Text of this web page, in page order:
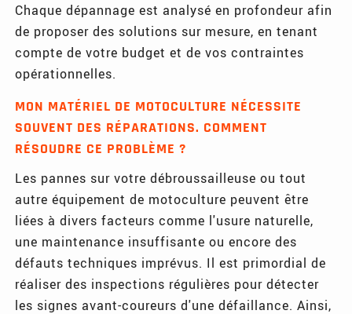
Chaque dépannage est analysé en profondeur afin
de proposer des solutions sur mesure, en tenant
compte de votre budget et de vos contraintes
opérationnelles.
MON MATÉRIEL DE MOTOCULTURE NÉCESSITE
SOUVENT DES RÉPARATIONS. COMMENT
RÉSOUDRE CE PROBLÈME ?
Les pannes sur votre débroussailleuse ou tout
autre équipement de motoculture peuvent être
liées à divers facteurs comme l'usure naturelle,
une maintenance insuffisante ou encore des
défauts techniques imprévus. Il est primordial de
réaliser des inspections régulières pour détecter
les signes avant-coureurs d'une défaillance. Ainsi,